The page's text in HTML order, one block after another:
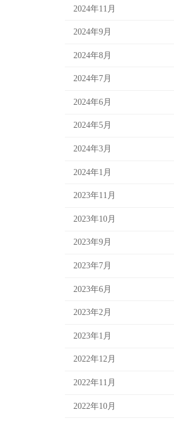
2024年11月
2024年9月
2024年8月
2024年7月
2024年6月
2024年5月
2024年3月
2024年1月
2023年11月
2023年10月
2023年9月
2023年7月
2023年6月
2023年2月
2023年1月
2022年12月
2022年11月
2022年10月